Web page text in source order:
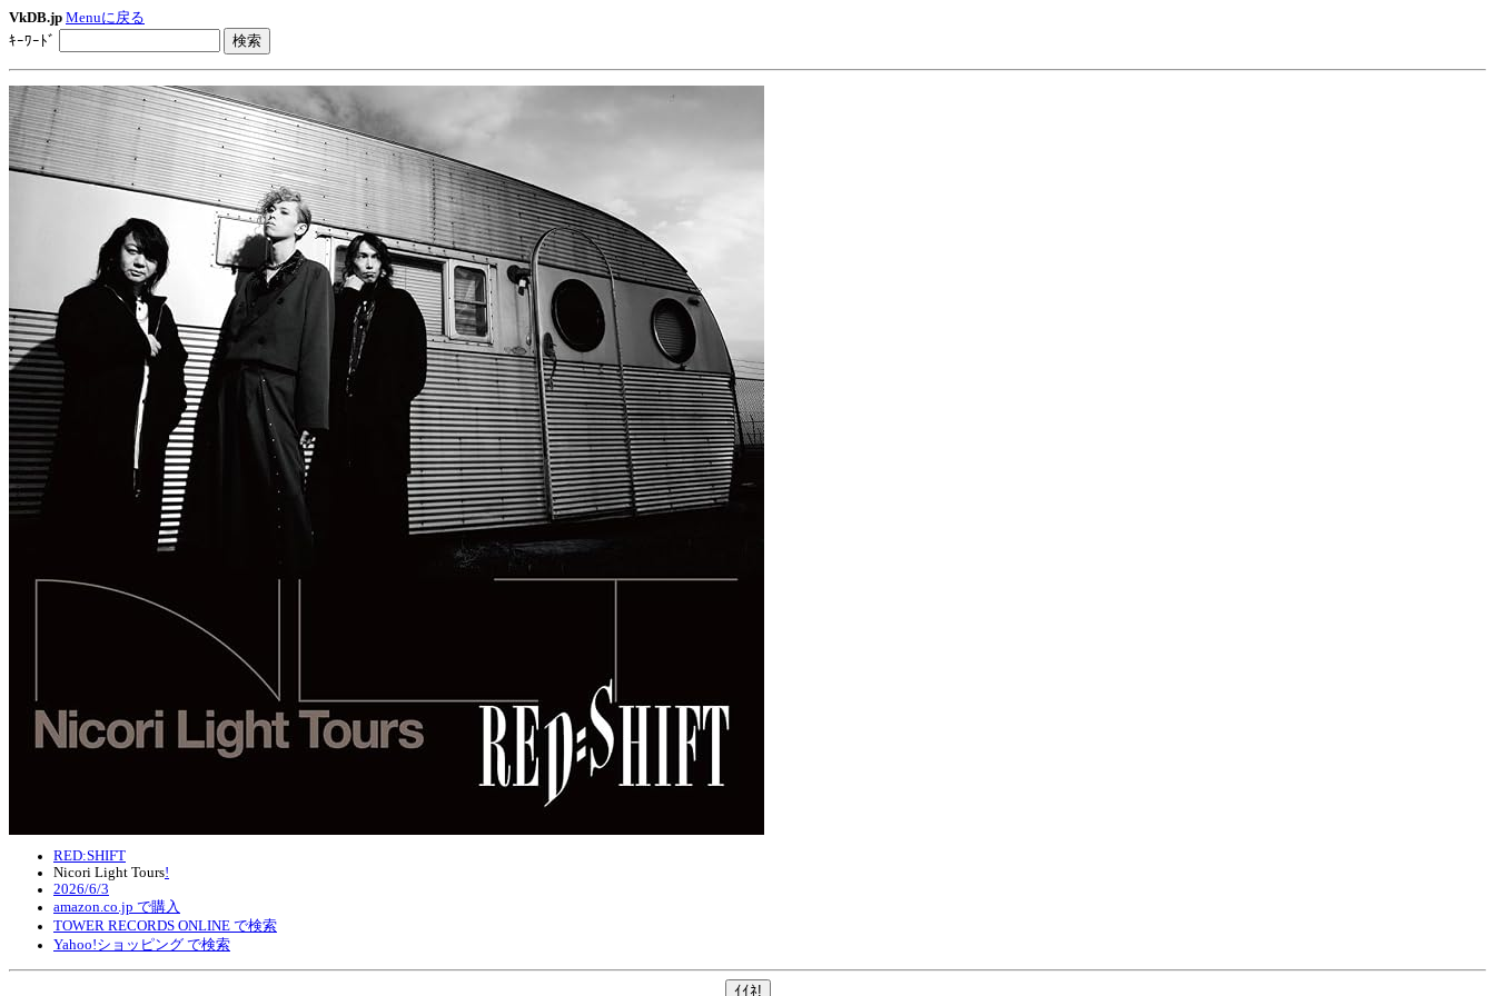
VkDB.jp Menuに戻る
ｷｰﾜｰﾄﾞ
RED:SHIFT
Nicori Light Tours!
2026/6/3
amazon.co.jp で購入
TOWER RECORDS ONLINE で検索
Yahoo!ショッピング で検索